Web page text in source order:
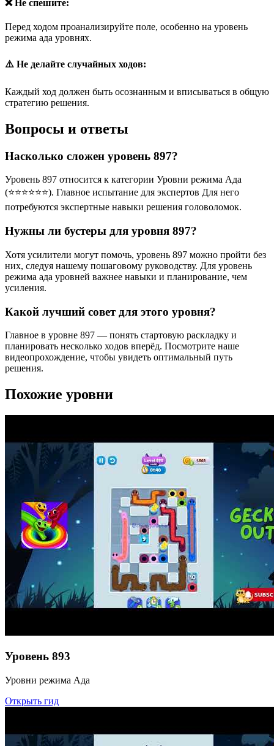
❌ Не спешите:
Перед ходом проанализируйте поле, особенно на уровень
режима ада уровнях.
⚠️ Не делайте случайных ходов:
Каждый ход должен быть осознанным и вписываться в общую
стратегию решения.
Вопросы и ответы
Насколько сложен уровень 897?
Уровень 897 относится к категории Уровни режима Ада
(⭐⭐⭐⭐⭐⭐). Главное испытание для экспертов Для него
потребуются экспертные навыки решения головоломок.
Нужны ли бустеры для уровня 897?
Хотя усилители могут помочь, уровень 897 можно пройти без
них, следуя нашему пошаговому руководству. Для уровень
режима ада уровней важнее навыки и планирование, чем
усиления.
Какой лучший совет для этого уровня?
Главное в уровне 897 — понять стартовую раскладку и
планировать несколько ходов вперёд. Посмотрите наше
видеопрохождение, чтобы увидеть оптимальный путь
решения.
Похожие уровни
Уровень 893
Уровни режима Ада
Открыть гид